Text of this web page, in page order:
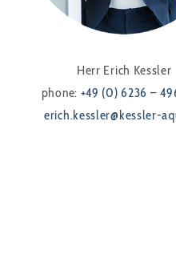
Herr Erich Kessler
phone: +49 (0) 6236 –
erich.kessler@kessler-